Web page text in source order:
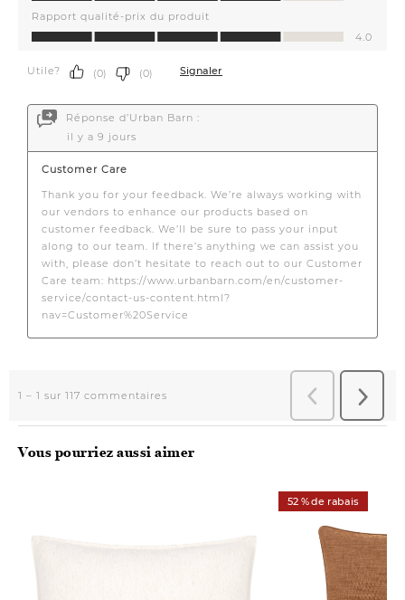
Vous pourriez aussi aimer
52 % de rabais